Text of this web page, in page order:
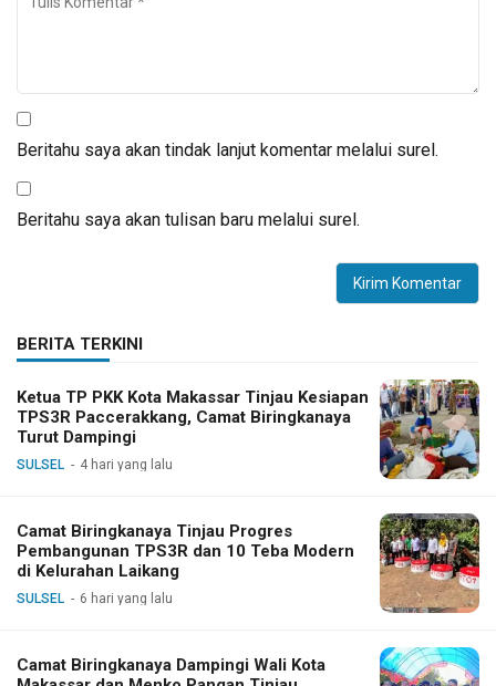
Beritahu saya akan tindak lanjut komentar melalui surel.
Beritahu saya akan tulisan baru melalui surel.
BERITA TERKINI
Ketua TP PKK Kota Makassar Tinjau Kesiapan
TPS3R Paccerakkang, Camat Biringkanaya
Turut Dampingi
SULSEL 4 hari yang lalu
Camat Biringkanaya Tinjau Progres
Pembangunan TPS3R dan 10 Teba Modern
di Kelurahan Laikang
SULSEL 6 hari yang lalu
Camat Biringkanaya Dampingi Wali Kota